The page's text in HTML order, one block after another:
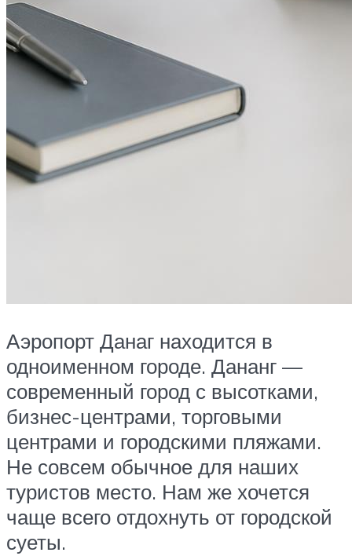
Аэропорт Данаг находится в
одноименном городе. Дананг —
современный город с высотками,
бизнес-центрами, торговыми
центрами и городскими пляжами.
Не совсем обычное для наших
туристов место. Нам же хочется
чаще всего отдохнуть от городской
суеты.